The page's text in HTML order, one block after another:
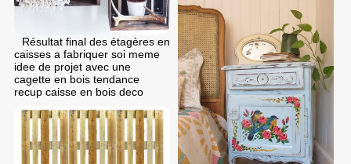
Résultat final des étagères en
caisses a fabriquer soi meme
idee de projet avec une
cagette en bois tendance
recup caisse en bois deco